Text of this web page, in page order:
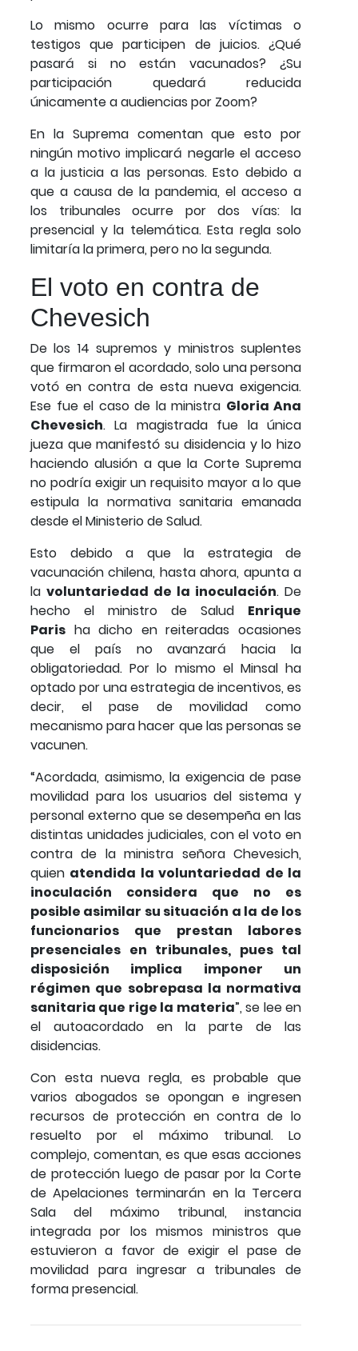
Lo mismo ocurre para las víctimas o
testigos que participen de juicios. ¿Qué
pasará si no están vacunados? ¿Su
participación quedará reducida
únicamente a audiencias por Zoom?
En la Suprema comentan que esto por
ningún motivo implicará negarle el acceso
a la justicia a las personas. Esto debido a
que a causa de la pandemia, el acceso a
los tribunales ocurre por dos vías: la
presencial y la telemática. Esta regla solo
limitaría la primera, pero no la segunda.
El voto en contra de
Chevesich
De los 14 supremos y ministros suplentes
que firmaron el acordado, solo una persona
votó en contra de esta nueva exigencia.
Ese fue el caso de la ministra Gloria Ana
Chevesich. La magistrada fue la única
jueza que manifestó su disidencia y lo hizo
haciendo alusión a que la Corte Suprema
no podría exigir un requisito mayor a lo que
estipula la normativa sanitaria emanada
desde el Ministerio de Salud.
Esto debido a que la estrategia de
vacunación chilena, hasta ahora, apunta a
la voluntariedad de la inoculación. De
hecho el ministro de Salud Enrique
Paris ha dicho en reiteradas ocasiones
que el país no avanzará hacia la
obligatoriedad. Por lo mismo el Minsal ha
optado por una estrategia de incentivos, es
decir, el pase de movilidad como
mecanismo para hacer que las personas se
vacunen.
“Acordada, asimismo, la exigencia de pase
movilidad para los usuarios del sistema y
personal externo que se desempeña en las
distintas unidades judiciales, con el voto en
contra de la ministra señora Chevesich,
quien atendida la voluntariedad de la
inoculación considera que no es
posible asimilar su situación a la de los
funcionarios que prestan labores
presenciales en tribunales, pues tal
disposición implica imponer un
régimen que sobrepasa la normativa
sanitaria que rige la materia”, se lee en
el autoacordado en la parte de las
disidencias.
Con esta nueva regla, es probable que
varios abogados se opongan e ingresen
recursos de protección en contra de lo
resuelto por el máximo tribunal. Lo
complejo, comentan, es que esas acciones
de protección luego de pasar por la Corte
de Apelaciones terminarán en la Tercera
Sala del máximo tribunal, instancia
integrada por los mismos ministros que
estuvieron a favor de exigir el pase de
movilidad para ingresar a tribunales de
forma presencial.